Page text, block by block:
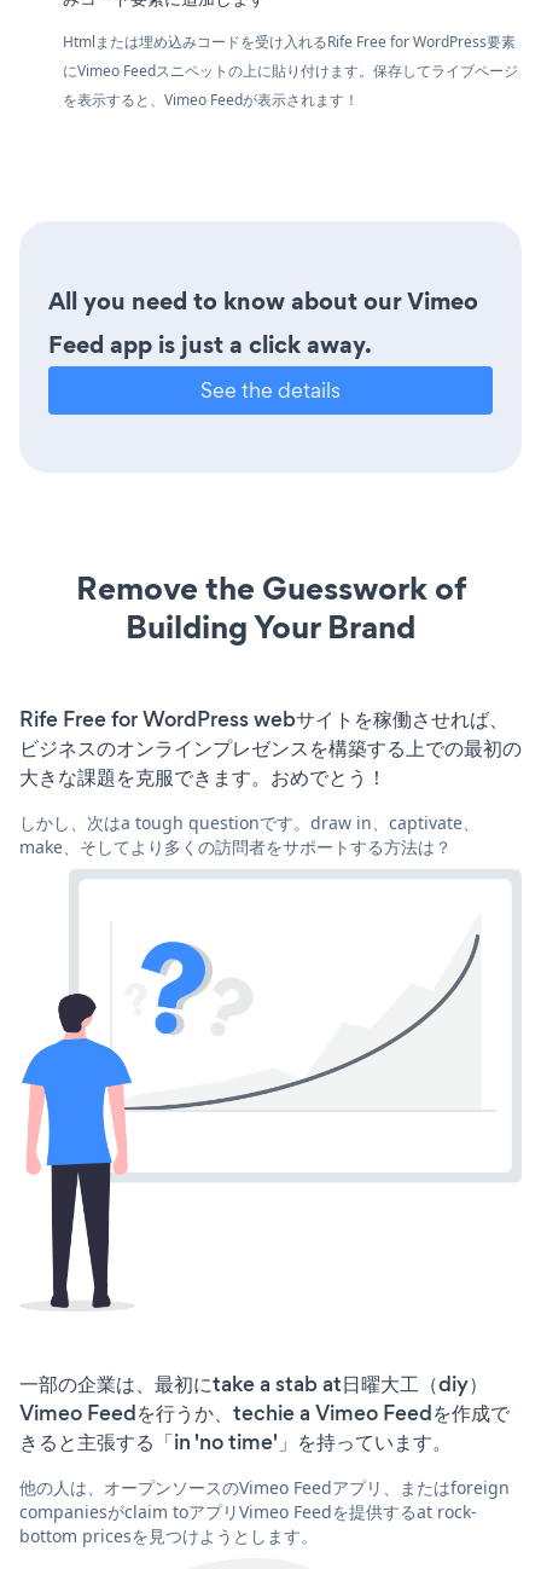
Htmlまたは埋め込みコードを受け入れるRife Free for WordPress要素
にVimeo Feedスニペットの上に貼り付けます。保存してライブページ
を表示すると、Vimeo Feedが表示されます！
All you need to know about our Vimeo
Feed app is just a click away.
See the details
Remove the Guesswork of
Building Your Brand
Rife Free for WordPress webサイトを稼働させれば、
ビジネスのオンラインプレゼンスを構築する上での最初の
大きな課題を克服できます。おめでとう！
しかし、次はa tough questionです。draw in、captivate、
make、そしてより多くの訪問者をサポートする方法は？
一部の企業は、最初にtake a stab at日曜大工（diy）
Vimeo Feedを行うか、techie a Vimeo Feedを作成で
きると主張する「in 'no time'」を持っています。
他の人は、オープンソースのVimeo Feedアプリ、またはforeign
companiesがclaim toアプリVimeo Feedを提供するat rock-
bottom pricesを見つけようとします。